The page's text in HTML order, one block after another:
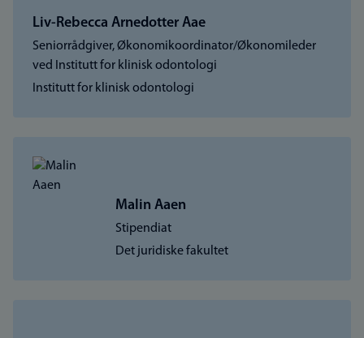
Liv-Rebecca Arnedotter Aae
Seniorrådgiver, Økonomikoordinator/Økonomileder
ved Institutt for klinisk odontologi
Institutt for klinisk odontologi
Malin Aaen
Stipendiat
Det juridiske fakultet